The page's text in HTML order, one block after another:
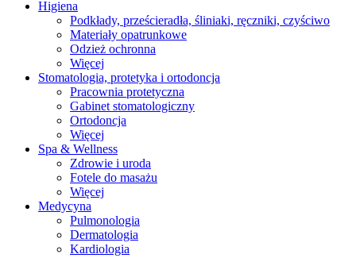
Higiena
Podkłady, prześcieradła, śliniaki, ręczniki, czyściwo
Materiały opatrunkowe
Odzież ochronna
Więcej
Stomatologia, protetyka i ortodoncja
Pracownia protetyczna
Gabinet stomatologiczny
Ortodoncja
Więcej
Spa & Wellness
Zdrowie i uroda
Fotele do masażu
Więcej
Medycyna
Pulmonologia
Dermatologia
Kardiologia